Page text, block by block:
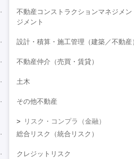
不動産コンストラクションマネジメ
ジメント
設計・積算・施工管理（建築／不動産
不動産仲介（売買・賃貸）
土木
その他不動産
リスク・コンプラ（金融）
総合リスク（統合リスク）
クレジットリスク